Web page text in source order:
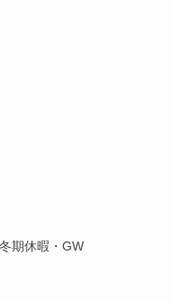
期休暇・GW